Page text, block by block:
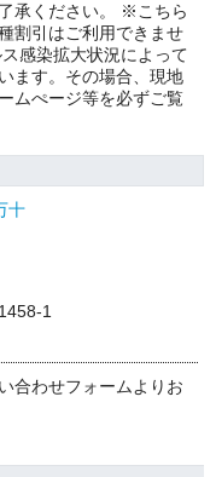
承ください。 ※こちら
割引はご利用できませ
感染拡大状況によって
ます。その場合、現地
ムぺージ等を必ずご覧
十
1458-1
合わせフォームよりお